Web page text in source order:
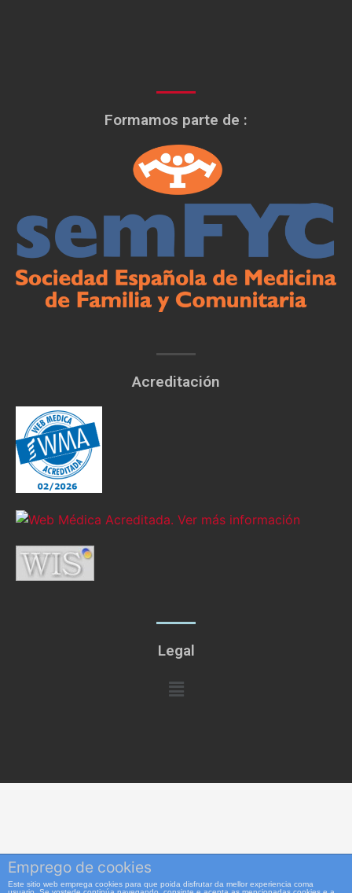
Formamos parte de :
Acreditación
Legal
Menú
Emprego de cookies
Este sitio web emprega cookies para que poida disfrutar da mellor experiencia coma